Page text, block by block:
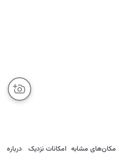
ارسال تماس مکان‌های مشابه امکانات نزدیک درباره